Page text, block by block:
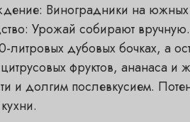
Виноградники на южных
Урожай собирают
литровых дубовых бочках, а
цитрусовых фруктов, ананаса
и долгим послевкусием.